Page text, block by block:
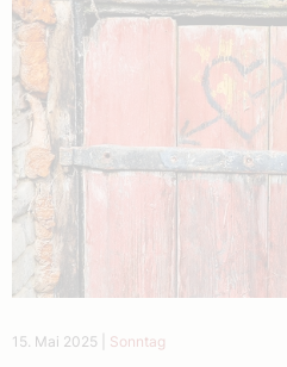
15. Mai 2025 Sonntag